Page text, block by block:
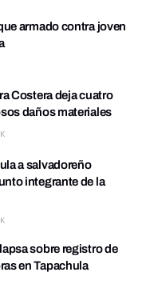
armado contra joven
Costera deja cuatro
daños materiales
a salvadoreño
integrante de la
sobre registro de
en Tapachula